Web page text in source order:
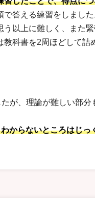
答える練習をしました
以上に難しく、また
科書を2周ほどして詰
が、理論が難しい部分
からないところはじっ